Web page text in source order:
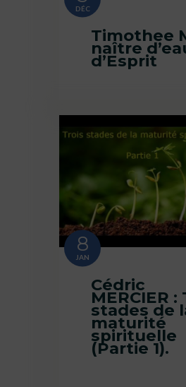
DÉC
Timothee
naître
d’Esprit
8
JAN
Cédric
MERCIER :
stades de
maturité
spirituelle
(Partie 1).